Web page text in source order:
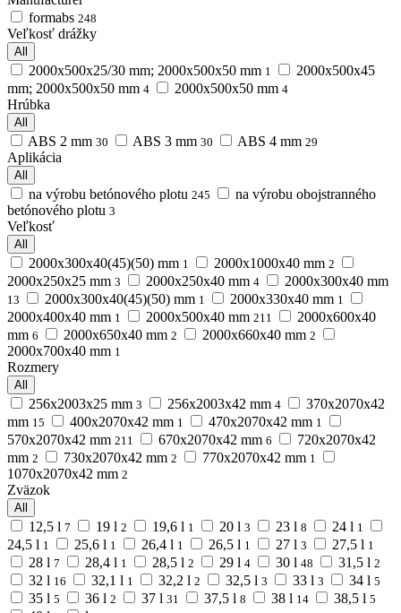
formabs 248
Veľkosť drážky
All
2000x500x25/30 mm; 2000x500x50 mm 1
2000x500x45
mm; 2000x500x50 mm 4 2000x500x50 mm 4
Hrúbka
All
ABS 2 mm 30 ABS 3 mm 30 ABS 4 mm 29
Aplikácia
All
na výrobu betónového plotu 245
na výrobu obojstranného
betónového plotu 3
Veľkosť
All
2000x300x40(45)(50) mm 1 2000х1000х40 mm 2
2000х250х25 mm 3 2000х250х40 mm 4 2000х300х40 mm
13 2000х300х40(45)(50) mm 1 2000х330х40 mm 1
2000х400х40 mm 1 2000х500х40 mm 211
2000х600х40
mm 6 2000х650х40 mm 2 2000х660х40 mm 2
2000х700х40 mm 1
Rozmery
All
256х2003х25 mm 3 256х2003х42 mm 4
370х2070х42
mm 15 400х2070х42 mm 1 470х2070х42 mm 1
570х2070х42 mm 211 670х2070х42 mm 6
720х2070х42
mm 2 730х2070х42 mm 2 770х2070х42 mm 1
1070х2070х42 mm 2
Zväzok
All
12,5 l 7 19 l 2 19,6 l 1 20 l 3 23 l 8 24 l 1
24,5 l 1 25,6 l 1 26,4 l 1 26,5 l 1 27 l 3 27,5 l 1
28 l 7 28,4 l 1 28,5 l 2 29 l 4 30 l 48 31,5 l 2
32 l 16 32,1 l 1 32,2 l 2 32,5 l 3 33 l 3 34 l 5
35 l 5 36 l 2 37 l 31 37,5 l 8 38 l 14 38,5 l 5